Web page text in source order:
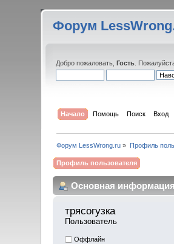
Форум
Добро пожаловать,Гость .
Начало Помощь Поиск Вход
Форум LessWrong.ru » Профиль
Профиль пользователя
Основная информация
трясогузка
Пользователь
Оффлайн